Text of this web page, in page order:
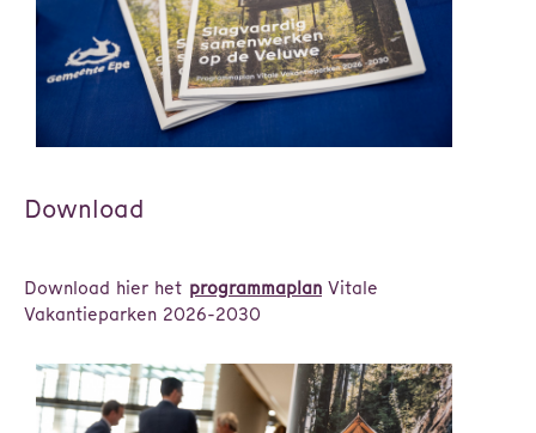
Download
Download hier het programmaplan Vitale
Vakantieparken 2026-2030